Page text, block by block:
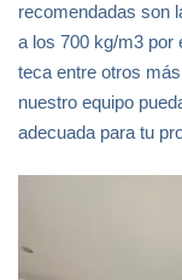
recomendadas son
a los 700 kg/m3 por
teca entre otros
nuestro equipo
adecuada para tu